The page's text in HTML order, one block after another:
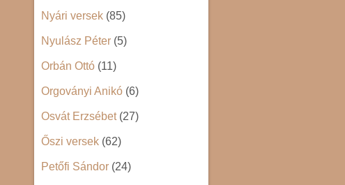
Nyári versek (85)
Nyulász Péter (5)
Orbán Ottó (11)
Orgoványi Anikó (6)
Osvát Erzsébet(27)
Őszi versek (62)
Petőfi Sándor (24)